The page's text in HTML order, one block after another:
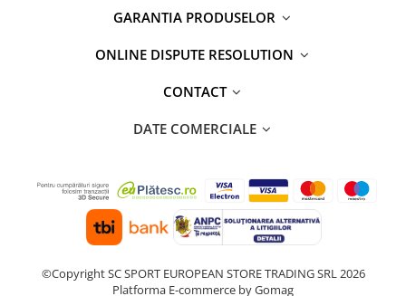
GARANTIA PRODUSELOR
ONLINE DISPUTE RESOLUTION
CONTACT
DATE COMERCIALE
©Copyright SC SPORT EUROPEAN STORE TRADING SRL 2026
Platforma E-commerce by Gomag